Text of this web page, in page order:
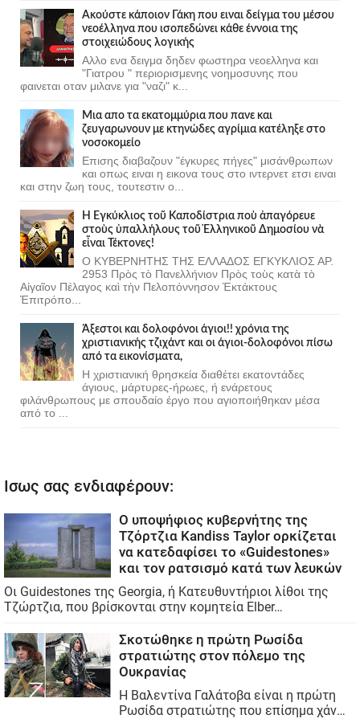
Ακούστε κάποιον Γάκη που ειναι δείγμα του μέσου
νεοέλληνα που ισοπεδώνει κάθε έννοια της
στοιχειώδους λογικής
Αλλο ενα δειγμα δηδεν φωστηρα νεοελληνα και
"Γιατρου " περιορισμενης νοημοσυνης που
φαινεται οταν μιλανε για "ναζι" κ...
Μια απο τα εκατομμύρια που πανε και
ζευγαρωνουν με κτηνώδες αγρίμια κατέληξε στο
νοσοκομείο
Επισης διαβαζουν "έγκυρες πήγες" μισάνθρωπων
και οπως ειναι η εικονα τους στο ιντερνετ ετσι ειναι
και στην ζωη τους, τουτεστιν ο...
Ἡ Ἐγκύκλιος τοῦ Καποδίστρια ποὺ ἀπαγόρευε
στοὺς ὑπαλλήλους τοῦ Ἑλληνικοῦ Δημοσίου νὰ
εἶναι Τέκτονες!
Ο ΚΥΒΕΡΝΗΤΗΣ ΤΗΣ ΕΛΛΑΔΟΣ ΕΓΚΥΚΛΙΟΣ ΑΡ.
2953 Πρὸς τὸ Πανελλήνιον Πρὸς τοὺς κατὰ τὸ
Αἰγαῖον Πέλαγος καὶ τὴν Πελοπόννησον Ἐκτάκτους
Ἐπιτρόπο...
Άξεστοι και δολοφόνοι άγιοι!! χρόνια της
χριστιανικής τζιχάντ και οι άγιοι-δολοφόνοι πίσω
από τα εικονίσματα,
Η χριστιανική θρησκεία διαθέτει εκατοντάδες
άγιους, μάρτυρες-ήρωες, ή ενάρετους
φιλάνθρωπους με σπουδαίο έργο που αγιοποιήθηκαν μέσα
από το ...